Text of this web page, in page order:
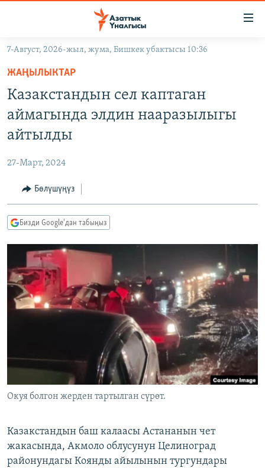
Навигацияга
өтүңүз
Издөөгө
салыңыз
САЯСАТ
МАДАНИЯТ
ДҮЙНӨ
УКРАИНА
ТВ ПРОГРАММАЛАР
БҮГҮН АЗАТТЫКТА
ДАНИСТЕ
ЭЖЕ-СИҢДИЛЕР
АЗАТТЫК+
ЫҢГАЙСЫЗ СУРООЛОР
ПОДКАСТ
Русский
ОНЛАЙН ШЕРИНЕ
ЭЕ/АРнун бардык сайттары
7-Август, 2026-жыл, жума, Бишкек убактысы 10:36
ЖАҢЫЛЫКТАР
Казакстандын сел каптаган
аймагында элдин нааразылыгы
айтылды
27-Март, 2024
Бөлүшүңүз
Бизди Google'дан табыңыз
Окуя болгон жерден тартылган сүрөт.
Казакстандын баш калаасы Астананын чет
жакасында, Акмоло облусунун Целиноград
районундагы Коянды айылынын тургундары